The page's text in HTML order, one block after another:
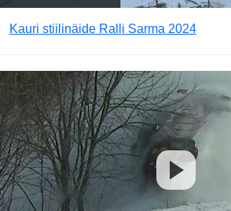
Kauri stiilinäide Ralli Sarma 2024